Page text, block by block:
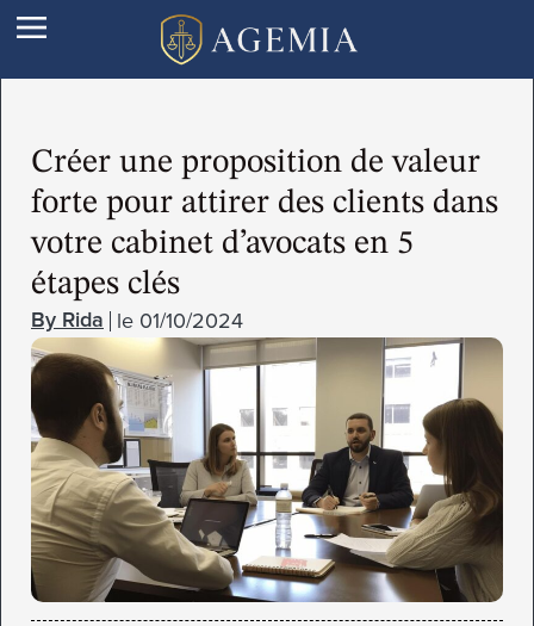
Créer une proposition de valeur
forte pour attirer des clients dans
votre cabinet d’avocats en 5
étapes clés
Rida le 01/10/2024